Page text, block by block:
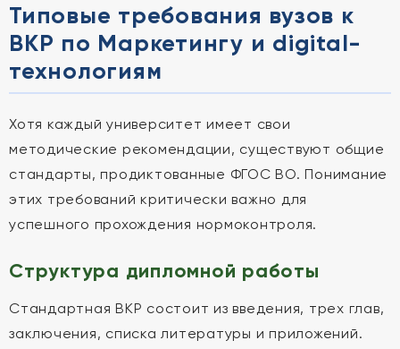
Типовые требования вузов к
ВКР по Маркетингу и digital-
технологиям
Хотя каждый университет имеет свои
методические рекомендации, существуют общие
стандарты, продиктованные ФГОС ВО. Понимание
этих требований критически важно для
успешного прохождения нормоконтроля.
Структура дипломной работы
Стандартная ВКР состоит из введения, трех глав,
заключения, списка литературы и приложений.